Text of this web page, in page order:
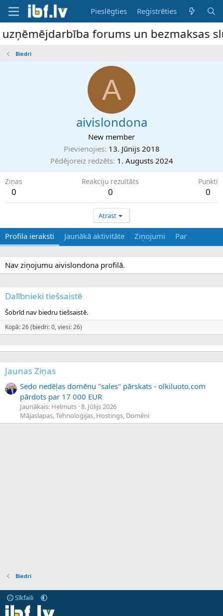
Pieslēgties Reģistrēties
forums un bezmaksas
Biedri
A
aivislondona
New member
Pievienojies 13. Jūnijs 2018
Pēdējoreiz redzēts 1. Augusts 2024
Ziņas
0
Reakciju rezultāts
0
Punkti
0
Atrast
Profila ieraksti Jaunākā aktivitāte Ziņojumi Par
Nav ziņojumu aivislondona profilā.
Dalībnieki tiešsaistē
Šobrīd nav biedru tiešsaistē.
Kopā: 26 (biedri: 0, viesi: 26)
Jaunas Ziņas
Sedo nedēļas domēnu "sales" pārskats - olkiluoto.com
pārdots par 17 000 EUR
Jaunākais: Helmuts 8. Jūlijs 2026
Mājaslapas, Tehnoloģijas, Hostings, Domēni
Biedri
Sīkfaili